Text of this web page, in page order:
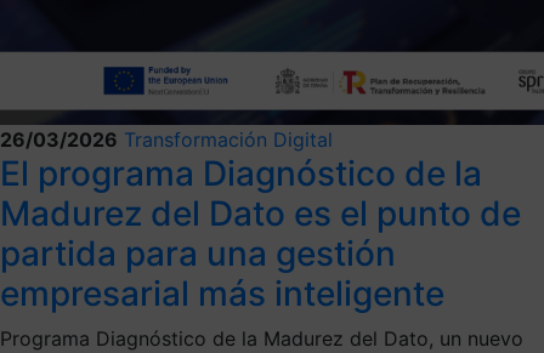
26/03/2026 Transformación Digital
El programa Diagnóstico de la
Madurez del Dato es el punto de
partida para una gestión
empresarial más inteligente
Programa Diagnóstico de la Madurez del Dato, un nuevo